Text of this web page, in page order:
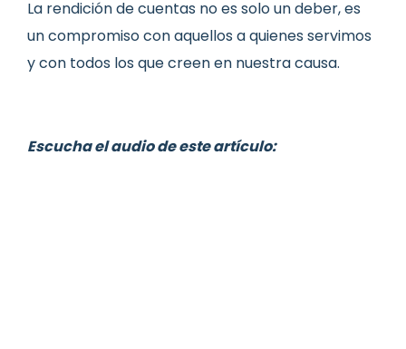
La rendición de cuentas no es solo un deber, es
un compromiso con aquellos a quienes servimos
y con todos los que creen en nuestra causa.
Escucha el audio de este artículo: